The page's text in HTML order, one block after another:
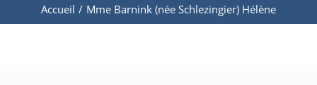
Accueil / Mme Barnink (née Schlezingier) Hélène